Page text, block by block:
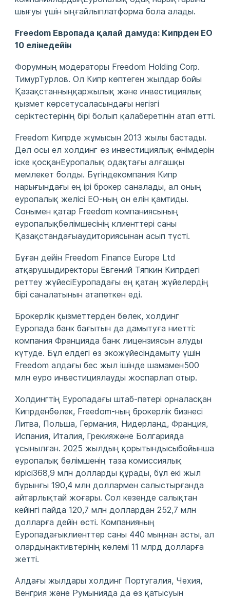
шығуы үшін ыңғайлыплатформа бола алады.
Freedom Европада қалай дамуда: Кипрден ЕО
10 елінедейін
Форумның модераторы Freedom Holding Corp.
ТимурТурлов. Ол Кипр көптеген жылдар бойы
Қазақстанныңқаржылық және инвестициялық
қызмет көрсетусаласындағы негізгі
серіктестерінің бірі болып қалаберетінін атап өтті.
Freedom Кипрде жұмысын 2013 жылы бастады.
Дәл осы ел холдинг өз инвестициялық өнімдерін
іске қосқанЕуропалық одақтағы алғашқы
мемлекет болды. Бүгіндекомпания Кипр
нарығындағы ең ірі брокер саналады, ал оның
еуропалық желісі ЕО-ның он елін қамтиды.
Сонымен қатар Freedom компаниясының
еуропалықбөлімшесінің клиенттері саны
Қазақстандағыаудиториясынан асып түсті.
Бұған дейін Freedom Finance Europe Ltd
атқарушыдиректоры Евгений Тяпкин Кипрдегі
реттеу жүйесіЕуропадағы ең қатаң жүйелердің
бірі саналатынын атапөткен еді.
Брокерлік қызметтерден бөлек, холдинг
Еуропада банк бағытын да дамытуға ниетті:
компания Францияда банк лицензиясын алуды
күтуде. Бұл елдегі өз экожүйесіндамыту үшін
Freedom алдағы бес жыл ішінде шамамен500
млн еуро инвестициялауды жоспарлап отыр.
Холдингтің Еуропадағы штаб-пәтері орналасқан
Кипрденбөлек, Freedom-ның брокерлік бизнесі
Литва, Польша, Германия, Нидерланд, Франция,
Испания, Италия, Грекияжәне Болгарияда
ұсынылған. 2025 жылдың қорытындысыбойынша
еуропалық бөлімшенің таза комиссиялық
кірісі368,9 млн долларды құрады, бұл екі жыл
бұрынғы 190,4 млн доллармен салыстырғанда
айтарлықтай жоғары. Сол кезеңде салықтан
кейінгі пайда 120,7 млн доллардан 252,7 млн
долларға дейін өсті. Компанияның
Еуропадағыклиенттер саны 440 мыңнан асты, ал
олардыңактивтерінің көлемі 11 млрд долларға
жетті.
Алдағы жылдары холдинг Португалия, Чехия,
Венгрия және Румынияда да өз қатысуын